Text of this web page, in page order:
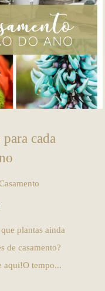
cada
plantas ainda
de casamento?
aqui!O tempo...